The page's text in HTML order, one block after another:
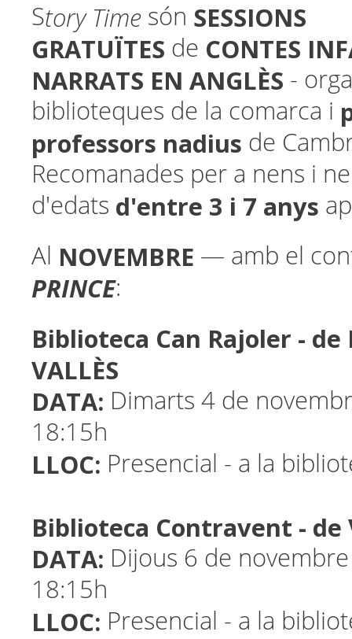
Story Time són SESSIONS
GRATUÏTES de CONTES
NARRATS EN ANGLÈS -
biblioteques de la comarca i
professors nadius de
Recomanades per a nens i
d'edats d'entre 3 i 7 anys
Al NOVEMBRE — amb el
PRINCE:
Biblioteca Can Rajoler - de
VALLÈS
DATA: Dimarts 4 de
18:15h
LLOC: Presencial - a la
Biblioteca Contravent - de
DATA: Dijous 6 de
18:15h
LLOC: Presencial - a la